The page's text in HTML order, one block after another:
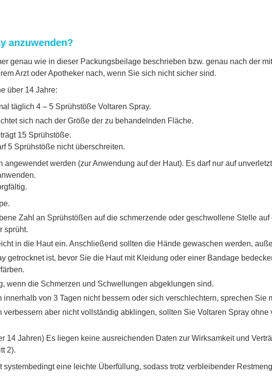
anzuwenden?
genau wie in dieser Packungsbeilage beschrieben bzw. genau nach der
Arzt oder Apotheker nach, wenn Sie sich nicht sicher sind.
über 14 Jahre:
täglich 4 – 5 Sprühstöße Voltaren Spray.
sich nach der Größe der zu behandelnden Fläche.
15 Sprühstöße.
5 Sprühstöße nicht überschreiten.
angewendet werden (zur Anwendung auf der Haut). Es darf nur auf
Zahl an Sprühstößen auf die schmerzende oder geschwollene Stelle
sprüht.
in die Haut ein. Anschließend sollten die Hände gewaschen werden,
getrocknet ist, bevor Sie die Haut mit Kleidung oder einer Bandage
wenn die Schmerzen und Schwellungen abgeklungen sind.
von 3 Tagen nicht bessern oder sich verschlechtern, sprechen Sie
aber nicht vollständig abklingen, sollten Sie Voltaren Spray
14 Jahren) Es liegen keine ausreichenden Daten zur Wirksamkeit und
2).
systembedingt eine leichte Überfüllung, sodass trotz verbleibender